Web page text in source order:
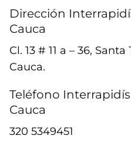
Dirección
Cauca
Cl. 13 # 11 a – 36,
Cauca.
Teléfono
Cauca
320 5349451